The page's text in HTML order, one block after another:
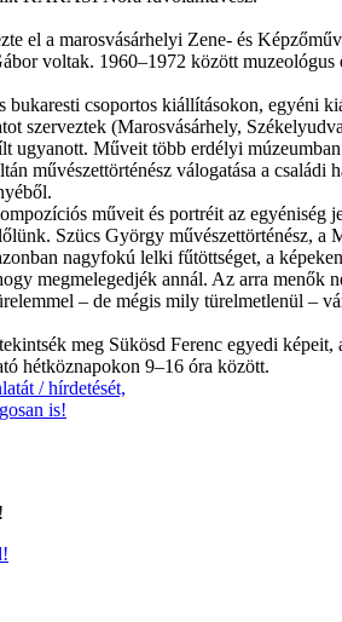
el a marosvásárhelyi Zene- és
voltak. 1960–1972 között
bukaresti csoportos kiállításokon, egyéni
szerveztek (Marosvásárhely,
ugyanott. Műveit több erdélyi
művészettörténész válogatása a
műveit és portréit az
Szücs György művészettörténész, a
nagyfokú lelki fűtöttséget, a
megmelegedjék annál. Az arra
– de mégis mily türelmetlenül –
meg Sükösd Ferenc egyedi
hétköznapokon 9–16 óra között.
/ hírdetését,
is!